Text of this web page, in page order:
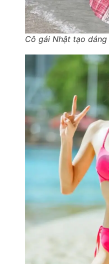
Cô gái Nhật tạo